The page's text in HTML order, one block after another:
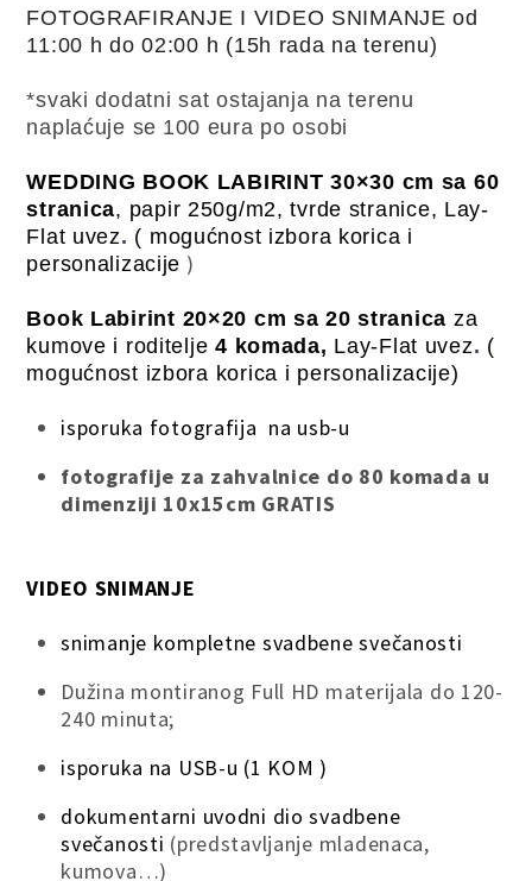
FOTOGRAFIRANJE I VIDEO SNIMANJE od
11:00 h do 02:00 h (15h rada na terenu)
*svaki dodatni sat ostajanja na terenu
naplaćuje se 100 eura po osobi
WEDDING BOOK LABIRINT 30×30 cm sa 60
stranica, papir 250g/m2, tvrde stranice, Lay-
Flat uvez. ( mogućnost izbora korica i
personalizacije )
Book Labirint 20×20 cm sa 20 stranica za
kumove i roditelje4 komada, Lay-Flat uvez. (
mogućnost izbora korica i personalizacije)
isporuka fotografija na usb-u
fotografije za zahvalnice do 80 komada u
dimenziji 10x15cm GRATIS
VIDEO SNIMANJE
snimanje kompletne svadbene svečanosti
Dužina montiranog Full HD materijala do 120-
240 minuta;
isporuka na USB-u (1 KOM )
dokumentarni uvodni dio svadbene
svečanosti (predstavljanje mladenaca,
kumova…)